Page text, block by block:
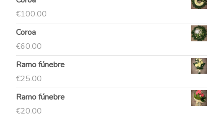
€100.00
Coroa
€60.00
Ramo fúnebre
€25.00
Ramo fúnebre
€20.00